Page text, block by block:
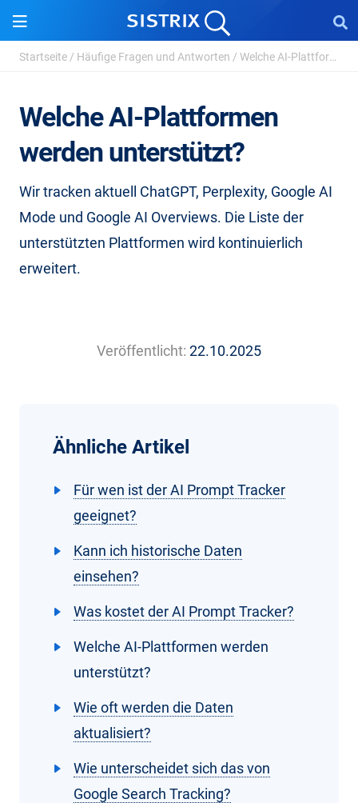
Startseite / Häufige Fragen und Antworten / Welche AI-Plattformen werden unterstützt?
Welche AI-Plattformen
werden unterstützt?
Wir tracken aktuell ChatGPT, Perplexity, Google AI
Mode und Google AI Overviews. Die Liste der
unterstützten Plattformen wird kontinuierlich
erweitert.
Veröffentlicht: 22.10.2025
Ähnliche Artikel
Für wen ist der AI Prompt Tracker
geeignet?
Kann ich historische Daten
einsehen?
Was kostet der AI Prompt Tracker?
Welche AI-Plattformen werden
unterstützt?
Wie oft werden die Daten
aktualisiert?
Wie unterscheidet sich das von
Google Search Tracking?